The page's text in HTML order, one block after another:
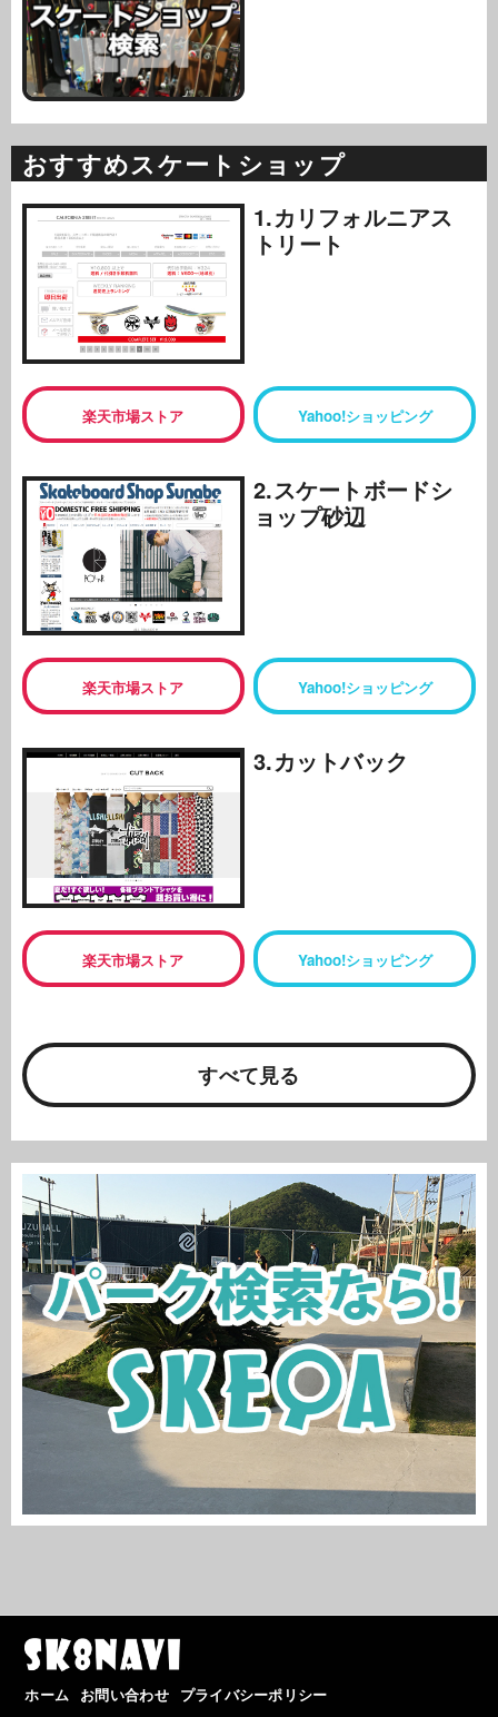
おすすめスケートショップ
1.カリフォルニアス
トリート
楽天市場ストア Yahoo!ショッピング
2.スケートボードシ
ョップ砂辺
楽天市場ストア Yahoo!ショッピング
3.カットバック
楽天市場ストア Yahoo!ショッピング
すべて見る
ホーム お問い合わせ プライバシーポリシー